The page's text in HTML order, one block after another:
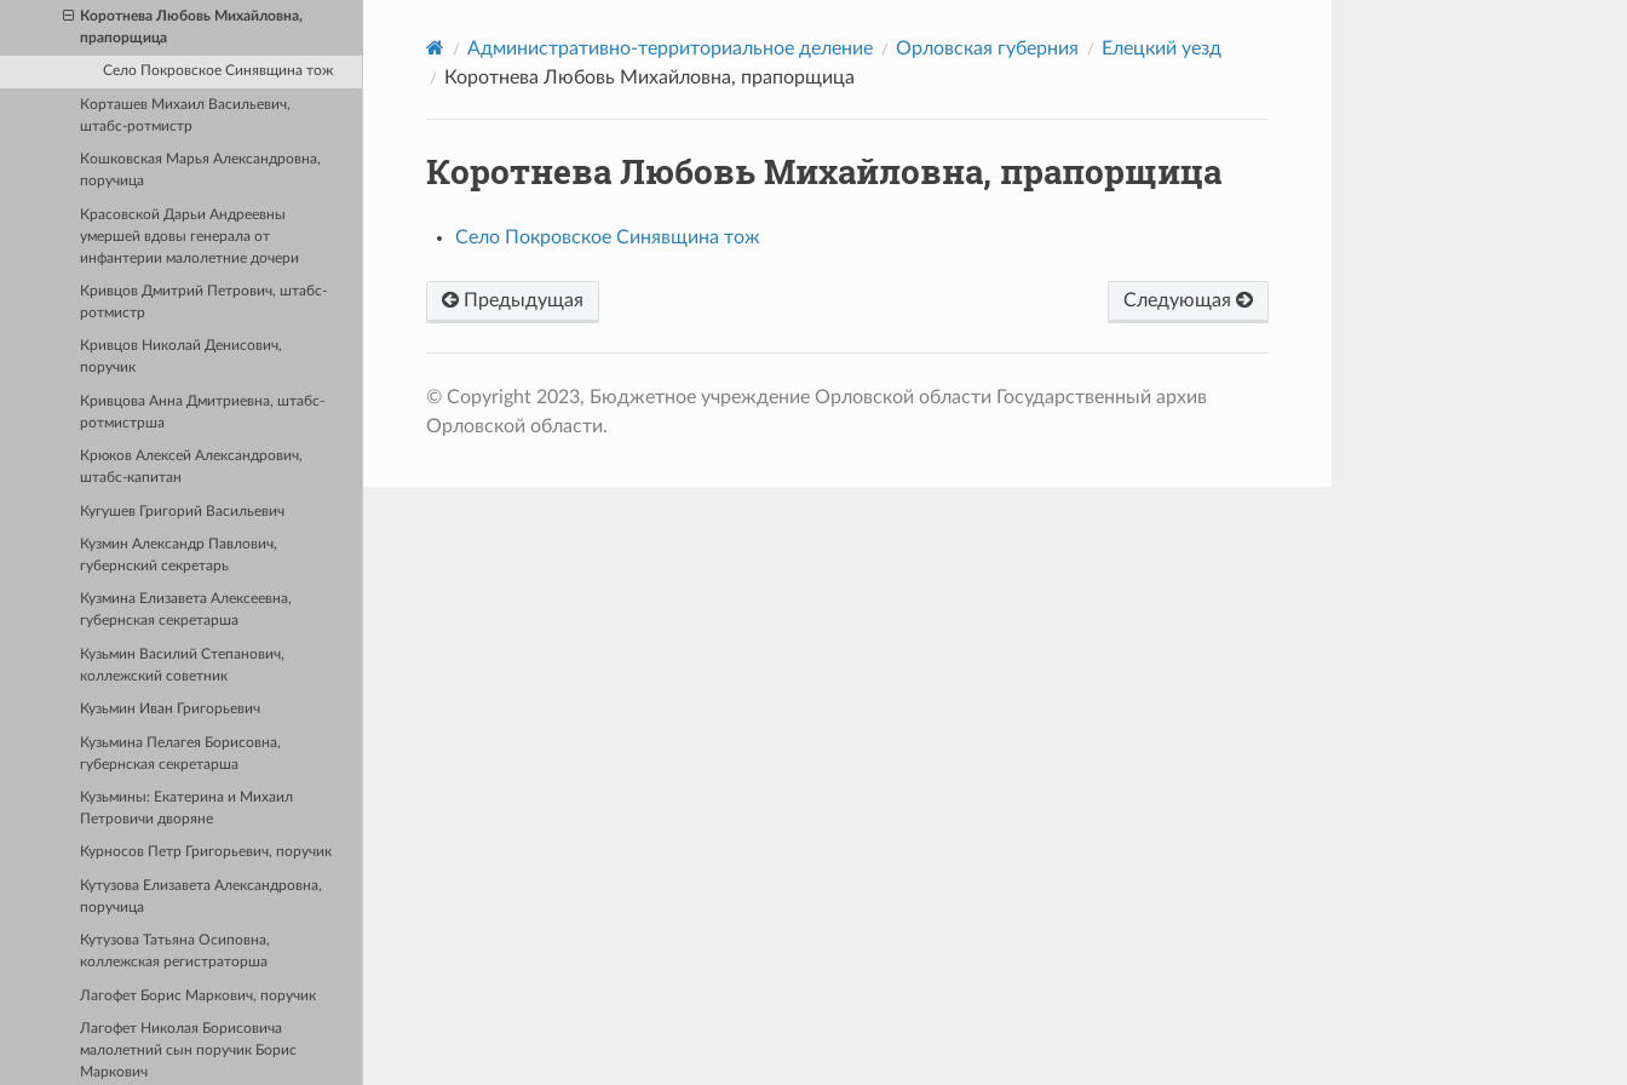
Коротнева Любовь Михайловна,
прапорщица
Село Покровское Синявщина тож
Корташев Михаил Васильевич,
штабс-ротмистр
Кошковская Марья Александровна,
поручица
Красовской Дарьи Андреевны
умершей вдовы генерала от
инфантерии малолетние дочери
Кривцов Дмитрий Петрович, штабс-
ротмистр
Кривцов Николай Денисович,
поручик
Кривцова Анна Дмитриевна, штабс-
ротмистрша
Крюков Алексей Александрович,
штабс-капитан
Кугушев Григорий Васильевич
Кузмин Александр Павлович,
губернский секретарь
Кузмина Елизавета Алексеевна,
губернская секретарша
Кузьмин Василий Степанович,
коллежский советник
Кузьмин Иван Григорьевич
Кузьмина Пелагея Борисовна,
губернская секретарша
Кузьмины: Екатерина и Михаил
Петровичи дворяне
Курносов Петр Григорьевич, поручик
Кутузова Елизавета Александровна,
поручица
Кутузова Татьяна Осиповна,
коллежская регистраторша
Лагофет Борис Маркович, поручик
Лагофет Николая Борисовича
малолетний сын поручик Борис
Маркович
Административно-территориальное деление Орловская губерния
Елецкий уезд
Коротнева Любовь Михайловна, прапорщица
Коротнева Любовь Михайловна, прапорщица
Село Покровское Синявщина тож
Предыдущая Следующая
© Copyright 2023, Бюджетное учреждение Орловской области Государственный архив
Орловской области.